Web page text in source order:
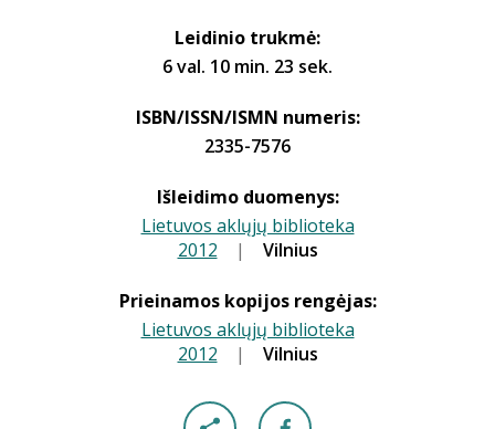
Leidinio trukmė:
6 val. 10 min. 23 sek.
ISBN/ISSN/ISMN numeris:
2335-7576
Išleidimo duomenys:
Lietuvos aklųjų biblioteka
2012 | Vilnius
Prieinamos kopijos rengėjas:
Lietuvos aklųjų biblioteka
2012 | Vilnius